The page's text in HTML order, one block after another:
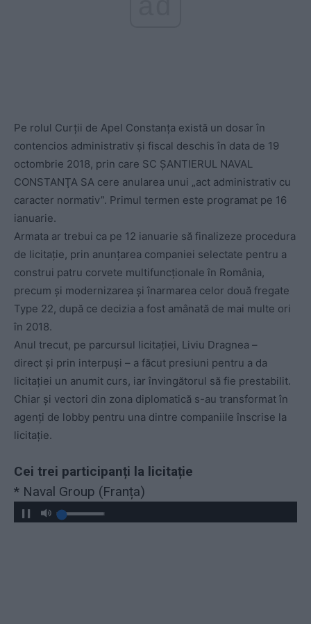
Pe rolul Curții de Apel Constanța există un dosar în
contencios administrativ și fiscal deschis în data de 19
octombrie 2018, prin care SC ŞANTIERUL NAVAL
CONSTANŢA SA cere anularea unui „act administrativ cu
caracter normativ”. Primul termen este programat pe 16
ianuarie.
Armata ar trebui ca pe 12 ianuarie să finalizeze procedura
de licitație, prin anunțarea companiei selectate pentru a
construi patru corvete multifuncționale în România,
precum și modernizarea și înarmarea celor două fregate
Type 22, după ce decizia a fost amânată de mai multe ori
în 2018.
Anul trecut, pe parcursul licitației, Liviu Dragnea –
direct și prin interpuși – a făcut presiuni pentru a da
licitației un anumit curs, iar învingătorul să fie prestabilit.
Chiar și vectori din zona diplomatică s-au transformat în
agenți de lobby pentru una dintre companiile înscrise la
licitație.
Cei trei participanți la licitație
* Naval Group (Franța)